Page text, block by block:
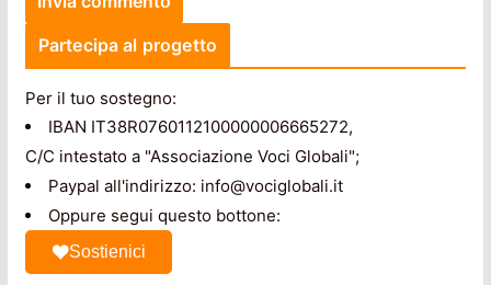
Partecipa al progetto
Per il tuo sostegno:
IBAN IT38R0760112100000006665272,
C/C intestato a "Associazione Voci Globali";
Paypal all'indirizzo: info@vociglobali.it
Oppure segui questo bottone:
Sostienici